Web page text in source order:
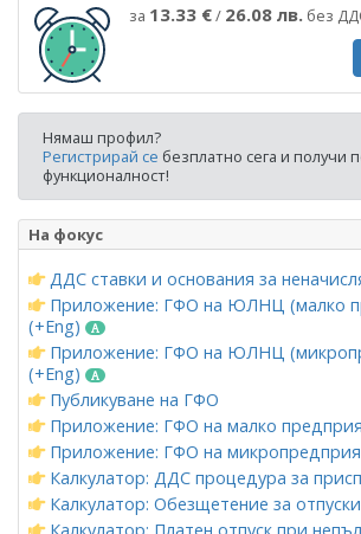
за 13.33 €/ 26.08 лв. без
Нямаш профил?
Регистрирай се безплатно сега и получи
функционалност!
На фокус
ДДС ставки и основания за
Приложение: ГФО на ЮЛНЦ (малко
(+Eng)
Приложение: ГФО на ЮЛНЦ
(+Eng)
Публикуване на ГФО
Приложение: ГФО на малко
Приложение: ГФО на
Калкулатор: ДДС процедура за
Калкулатор: Обезщетение за